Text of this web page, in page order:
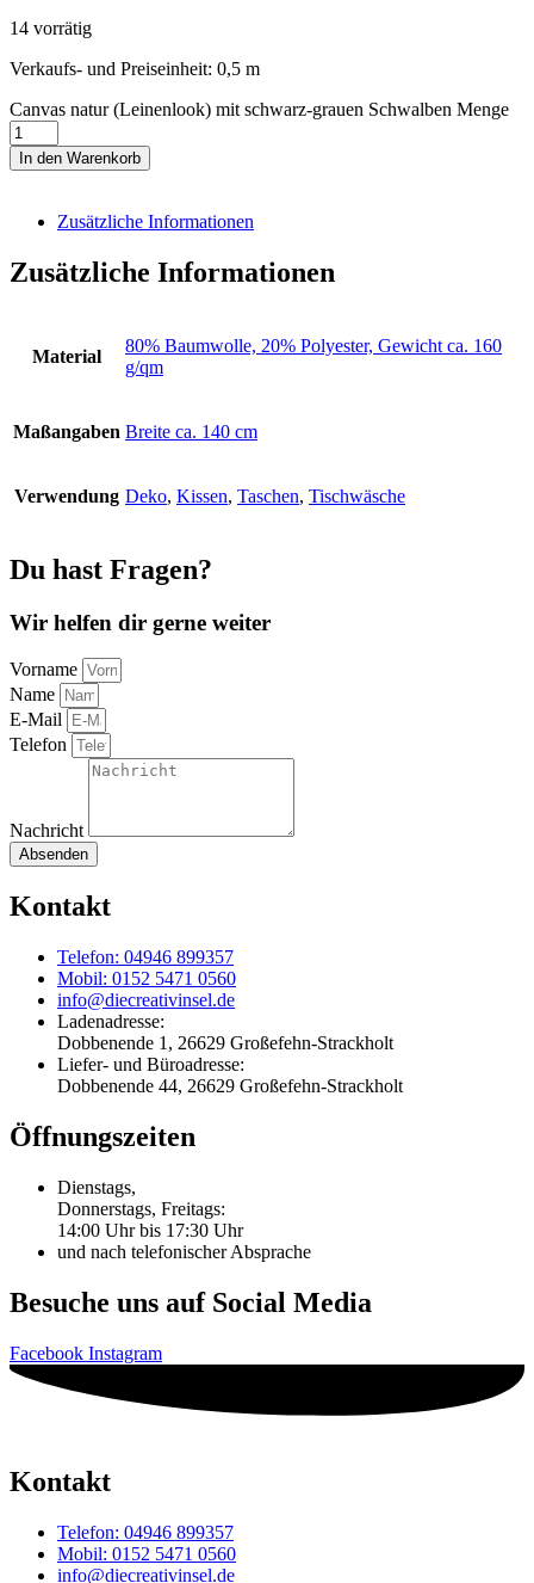
14 vorrätig
Verkaufs- und Preiseinheit: 0,5 m
Canvas natur (Leinenlook) mit schwarz-grauen Schwalben Menge
In den Warenkorb
Zusätzliche Informationen
Zusätzliche Informationen
Material
80% Baumwolle, 20% Polyester, Gewicht ca. 160
g/qm
Maßangaben Breite ca. 140 cm
Verwendung Deko, Kissen, Taschen, Tischwäsche
Du hast Fragen?
Wir helfen dir gerne weiter
Vorname
Name
E-Mail
Telefon
Nachricht
Absenden
Kontakt
Telefon: 04946 899357
Mobil: 0152 5471 0560
info@diecreativinsel.de
Ladenadresse:
Dobbenende 1, 26629 Großefehn-Strackholt
Liefer- und Büroadresse:
Dobbenende 44, 26629 Großefehn-Strackholt
Öffnungszeiten
Dienstags,
Donnerstags, Freitags:
14:00 Uhr bis 17:30 Uhr
und nach telefonischer Absprache
Besuche uns auf Social Media
Facebook Instagram
Kontakt
Telefon: 04946 899357
Mobil: 0152 5471 0560
info@diecreativinsel.de